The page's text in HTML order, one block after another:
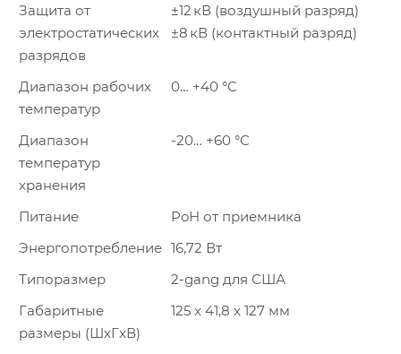
Защита от
электростатических
разрядов
±12 кВ (воздушный разряд)
±8 кВ (контактный разряд)
Диапазон рабочих
температур
0… +40 °C
Диапазон
температур
хранения
-20… +60 °C
Питание
PoH от приемника
Энергопотребление 16,72 Вт
Типоразмер
2-gang для США
Габаритные
размеры (ШxГxВ)
125 x 41,8 x 127 мм